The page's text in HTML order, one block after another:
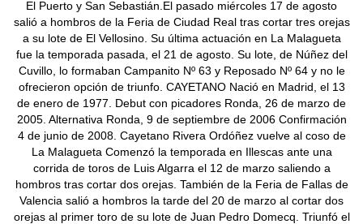
El Puerto y San Sebastián.El pasado miércoles 17 de agosto
salió a hombros de la Feria de Ciudad Real tras cortar tres orejas
a su lote de El Vellosino. Su última actuación en La Malagueta
fue la temporada pasada, el 21 de agosto. Su lote, de Núñez del
Cuvillo, lo formaban Campanito Nº 63 y Reposado Nº 64 y no le
ofrecieron opción de triunfo. CAYETANO Nació en Madrid, el 13
de enero de 1977. Debut con picadores Ronda, 26 de marzo de
2005. Alternativa Ronda, 9 de septiembre de 2006 Confirmación
4 de junio de 2008. Cayetano Rivera Ordóñez vuelve al coso de
La Malagueta Comenzó la temporada en Illescas ante una
corrida de toros de Luis Algarra el 12 de marzo saliendo a
hombros tras cortar dos orejas. También de la Feria de Fallas de
Valencia salió a hombros la tarde del 20 de marzo al cortar dos
orejas al primer toro de su lote de Juan Pedro Domecq. Triunfó el